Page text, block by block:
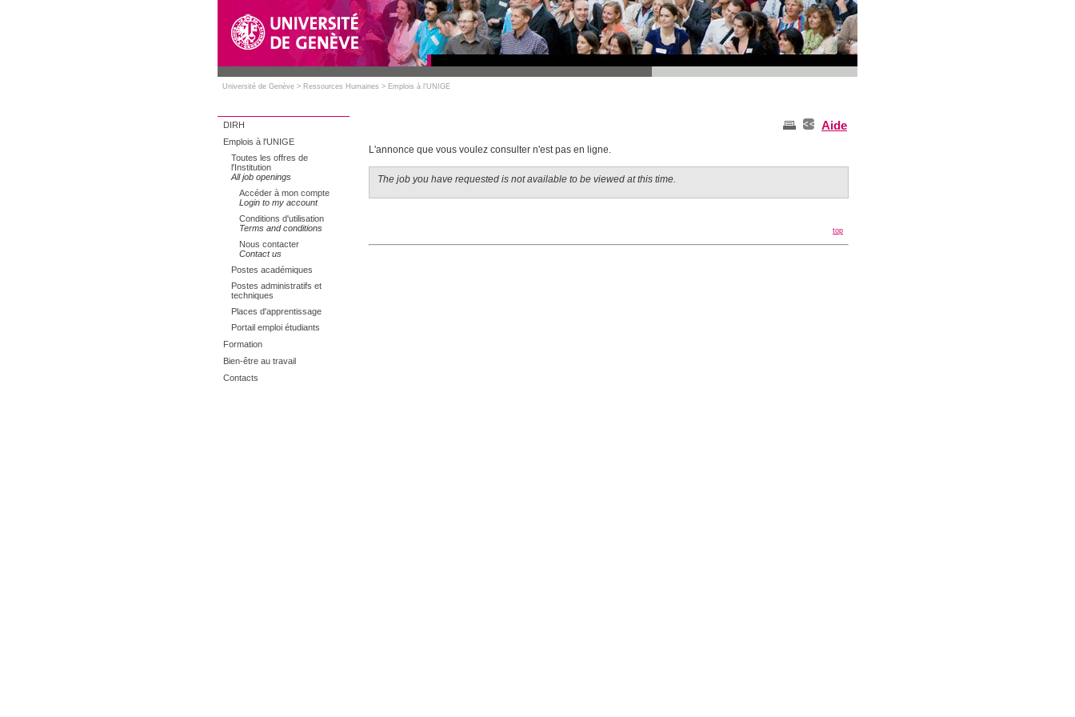
Université de Genève > Ressources Humaines > Emplois à l'UNIGE
DIRH
Emplois à l'UNIGE
Toutes les offres de
l'Institution
All job openings
Accéder à mon compte
Login to my account
Conditions d'utilisation
Terms and conditions
Nous contacter
Contact us
Postes académiques
Postes administratifs et
techniques
Places d'apprentissage
Portail emploi étudiants
Formation
Bien-être au travail
Contacts
Aide
L'annonce que vous voulez consulter n'est pas en ligne.
The job you have requested is not available to be viewed at this time.
top